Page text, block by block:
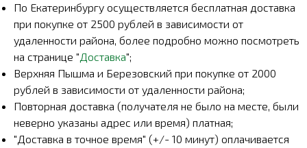
По Екатеринбургу осуществляется бесплатная доставка
при покупке от 2500 рублей в зависимости от
удаленности района, более подробно можно посмотреть
на странице "Доставка";
Верхняя Пышма и Березовский при покупке от 2000
рублей в зависимости от удаленности района;
Повторная доставка (получателя не было на месте, были
неверно указаны адрес или время) платная;
"Доставка в точное время" (+/- 10 минут) оплачивается